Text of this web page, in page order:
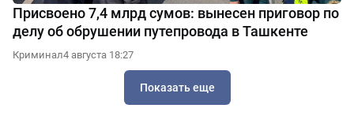
Присвоено 7,4 млрд сумов: вынесен приговор по
делу об обрушении путепровода в Ташкенте
Криминал4 августа 18:27
Показать еще